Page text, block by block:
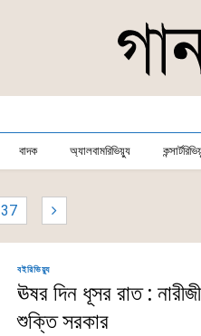
বাদক অ্যালবামরিভিয়্যু
37
বইরিভিয়্যু
ঊষর দিন ধূসর রাত :
শুক্তি সরকার